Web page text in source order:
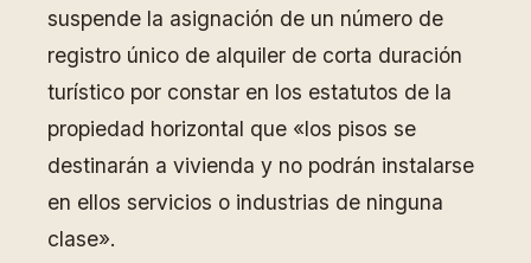
suspende la asignación de un número de
registro único de alquiler de corta duración
turístico por constar en los estatutos de la
propiedad horizontal que «los pisos se
destinarán a vivienda y no podrán instalarse
en ellos servicios o industrias de ninguna
clase».